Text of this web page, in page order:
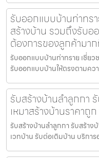
รับออกแบบบ้านท่าทร
สร้างบ้าน รวมถึงรับอ
ต้องการของลูกค้ามา
รับออกแบบบ้านท่าทราย เชี่ย
รับออกแบบบ้านให้ตรงตามคว
รับสร้างบ้านลำลูกกา
เหมาสร้างบ้านราคาถู
รับสร้างบ้านลำลูกกา รับสร้าง
เวทบ้าน รับต่อเติมบ้าน บริกา